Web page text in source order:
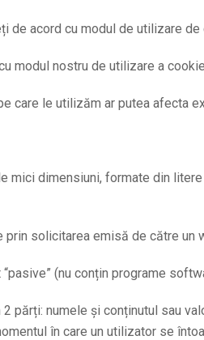
de acord cu modul de utilizare
modul nostru de utilizare a
care le utilizăm ar putea afecta
mici dimensiuni, formate din
solicitarea emisă de către un
(nu conțin programe
părți: numele și conținutul sau
în care un utilizator se